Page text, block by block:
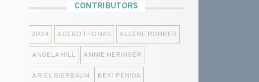
CONTRIBUTORS
2024 ADEBO THOMAS ALLENE ROHRER
ANGELA HILL ANNIE HERINGER
ARIEL BIERBAUM BEKI PENIDA